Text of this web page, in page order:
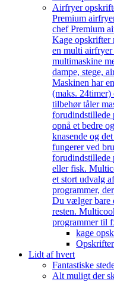
Airfryer
Premium
chef Premium
Kage opskrifter
en multi airfryer
multimaskine
dampe, stege,
Maskinen har
(maks. 24timer)
tilbehør tåler
forudindstillede
opnå et bedre
knasende og
fungerer ved
forudindstillede
eller fisk.
et stort udvalg
programmer,
Du vælger bare
resten.
programmer til
kage
Lidt af hvert
Fantastiske
Alt muligt der